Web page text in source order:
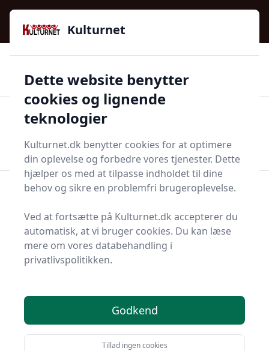
Kulturnet - Alt Det Gode I Livet | Din Kulturguide Siden
2016
97 kategorier 👍Kun godkendte butikker
Start søgning
Husholdning Tøjklemmer
Bedste tøjklemmer - 16
anbefalinger
tøjklemmer. Vi har udvalgt 16 produkter til dig!
gratis fragt? Eller har du allerede en bestemt model i
Kulturnet
Dette website benytter
cookies og lignende
teknologier
Kulturnet.dk benytter cookies for at optimere
din oplevelse og forbedre vores tjenester. Dette
hjælper os med at tilpasse indholdet til dine
behov og sikre en problemfri brugeroplevelse.
Ved at fortsætte på Kulturnet.dk accepterer du
automatisk, at vi bruger cookies. Du kan læse
mere om vores databehandling i
privatlivspolitikken.
Godkend
Tillad ingen cookies